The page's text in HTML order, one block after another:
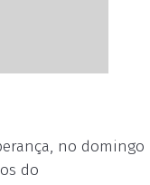
no domingo
do